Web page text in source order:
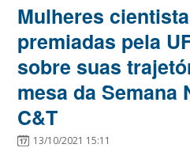
Mulheres
premiadas pela
sobre suas
mesa da Semana
C&T
13/10/2021 15:11